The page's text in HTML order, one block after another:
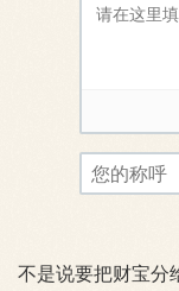
评论审核
不是说要把财宝分